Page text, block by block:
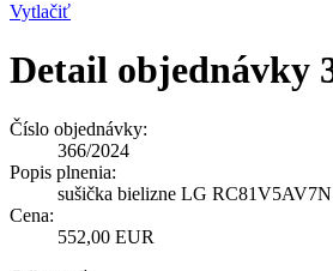
Vytlačiť
Detail objednávky
Číslo objednávky:
366/2024
Popis plnenia:
sušička bielizne LG RC81V5AV7N
Cena:
552,00 EUR